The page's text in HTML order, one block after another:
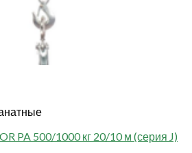
PA 500/1000 кг 20/10 м (серия J)